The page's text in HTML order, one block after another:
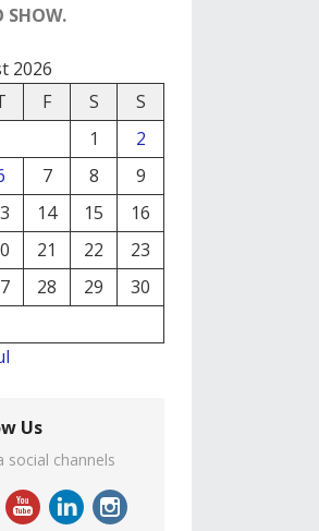
SHOW.
2026
F S
S
1
2
7 8
9
14 15
16
21 22
23
28 29
30
Us
social channels